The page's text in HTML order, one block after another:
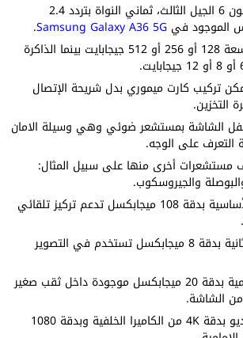
المعالج سناب دراجون 6 الجيل الثالث، ثماني النواة بتردد 2.4
الموجود في Samsung Galaxy A36 5G
.
الذاكرة الداخلية بسعة 128 أو 256 أو 512 جيجابايت بينما الذاكرة
تركيب كارت ميموري بدل شريحة الإتصال
التخزين.
الشاشة بمستشعر ضوئي وهي وسيلة الامان
التعرف على الوجه.
مستشعرات أخرى منها على سبيل المثال:
والجيروسكوب.
الكاميرا الخلفية الأساسية بدقة 108 ميجابكسل تدعم تركيز تلقائي
الكاميرا الخلفية الثانية بدقة 8 ميجابكسل تستخدم في التصوير
بينما الكاميرا الأمامية بدقة 20 ميجابكسل موجودة داخل ثقب صغير
الشاشة.
يدعم تسجيل الفيديو بدقة 4K من الكاميرا الخلفية وبدقة 1080